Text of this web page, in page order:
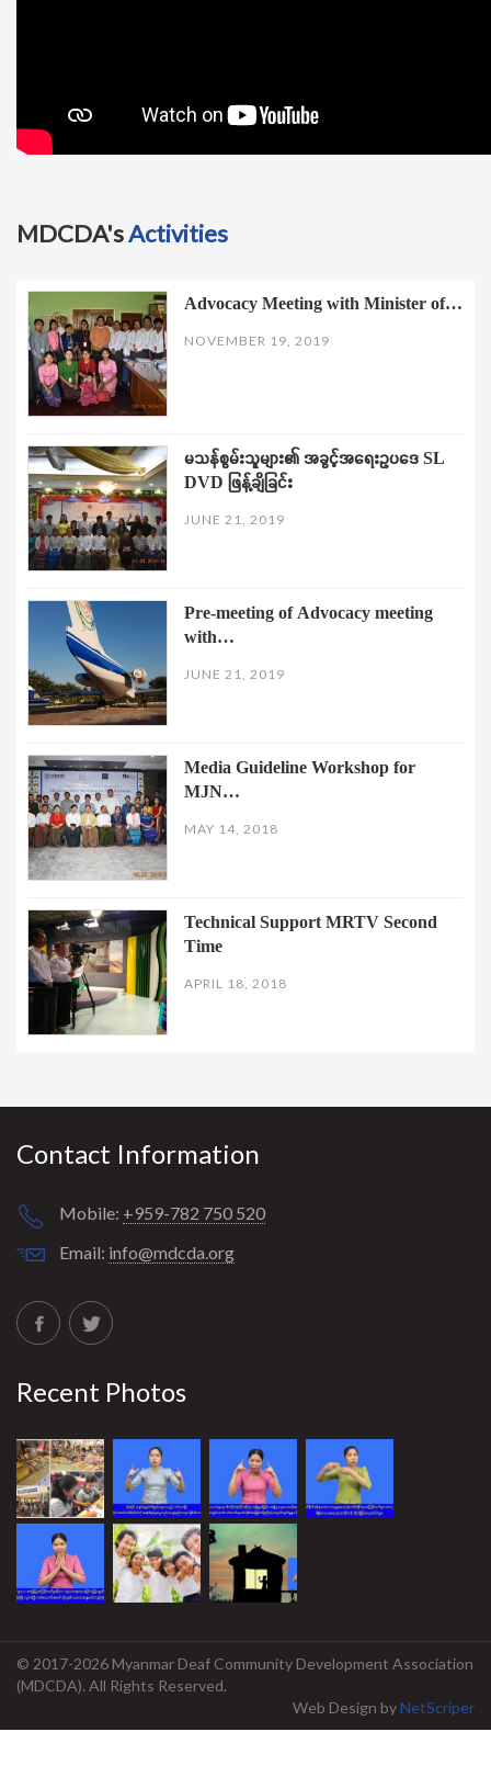
MDCDA'sActivities
Advocacy Meeting with Minister of…
NOVEMBER 19, 2019
မသန်စွမ်းသူများ၏ အခွင့်အရေးဥပဒေ SL
DVD ဖြန့်ချိခြင်း
JUNE 21, 2019
Pre-meeting of Advocacy meeting
with…
JUNE 21, 2019
Media Guideline Workshop for
MJN…
MAY 14, 2018
Technical Support MRTV Second
Time
APRIL 18, 2018
Contact Information
Mobile: +959-782 750 520
Email: info@mdcda.org
Recent Photos
© 2017-2026 Myanmar Deaf Community Development Association
(MDCDA). All Rights Reserved.
Web Design byNetScriper